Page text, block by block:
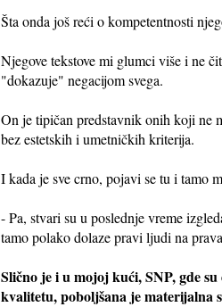
Šta onda još reći o kompetentnosti
Njegove tekstove mi glumci više i ne
"dokazuje" negacijom svega.
On je tipičan predstavnik onih koji ne
bez estetskih i umetničkih kriterija.
I kada je sve crno, pojavi se tu i tamo
- Pa, stvari su u poslednje vreme
tamo polako dolaze pravi ljudi na
Slično je i u mojoj kući, SNP, gde
kvalitetu, poboljšana je materijalna